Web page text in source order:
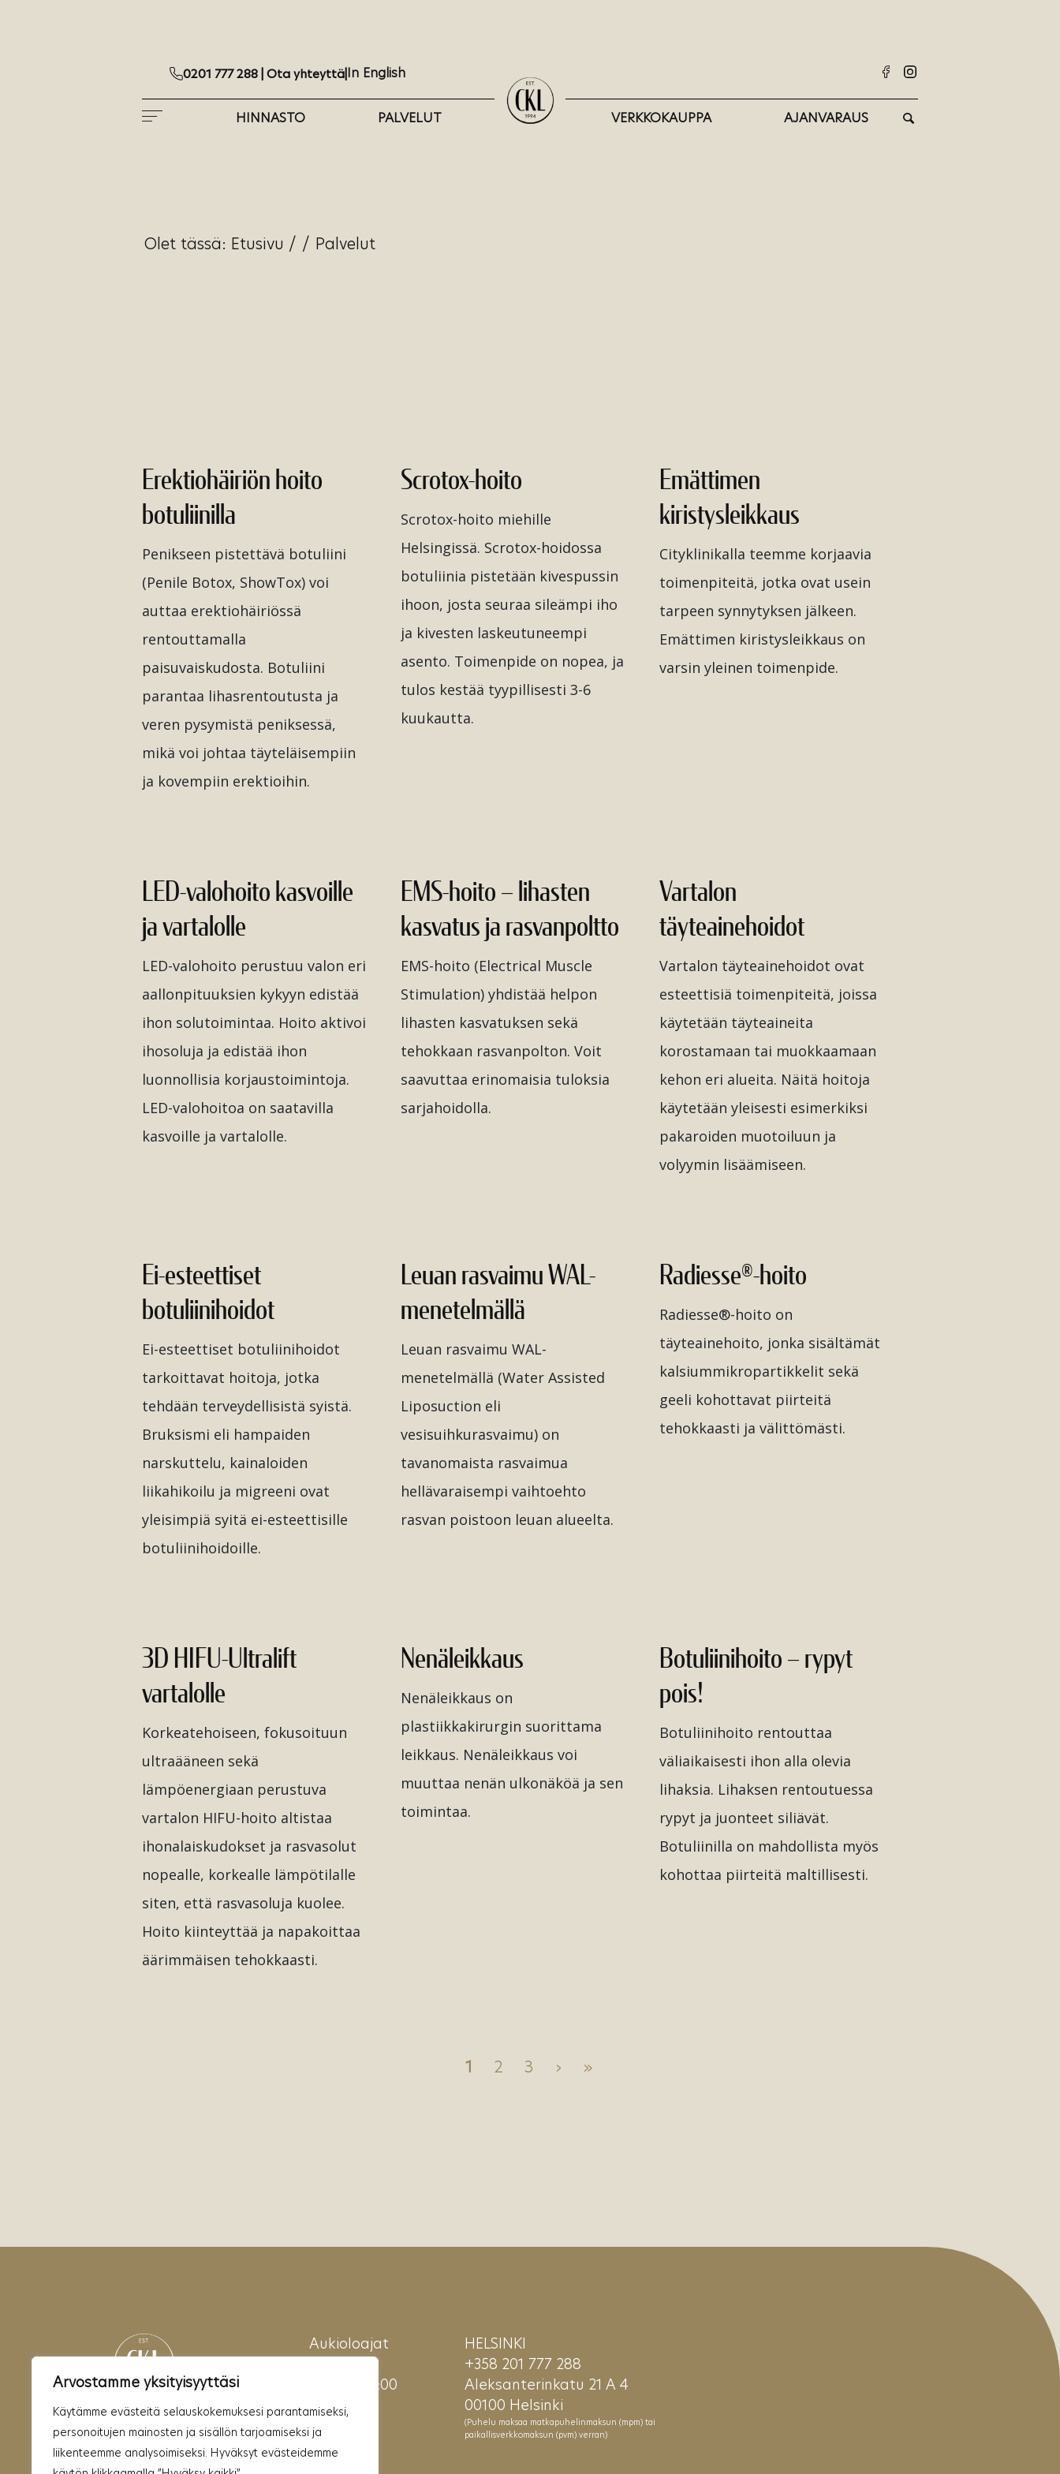
Arvostamme yksityisyyttäsi
Käytämme evästeitä selauskokemuksesi parantamiseksi,
personoitujen mainosten ja sisällön tarjoamiseksi ja
liikenteemme analysoimiseksi. Hyväksyt evästeidemme
0201 777 288 |Ota yhteyttä|In English
HINNASTO PALVELUT VERKKOKAUPPA AJANVARAUS
Olet tässä: Etusivu / / Palvelut
Erektiohäiriön hoito
botuliinilla
Penikseen pistettävä botuliini
(Penile Botox, ShowTox) voi
auttaa erektiohäiriössä
rentouttamalla
paisuvaiskudosta. Botuliini
parantaa lihasrentoutusta ja
veren pysymistä peniksessä,
mikä voi johtaa täyteläisempiin
ja kovempiin erektioihin.
Scrotox-hoito
Scrotox-hoito miehille
Helsingissä. Scrotox-hoidossa
botuliinia pistetään kivespussin
ihoon, josta seuraa sileämpi iho
ja kivesten laskeutuneempi
asento. Toimenpide on nopea, ja
tulos kestää tyypillisesti 3-6
kuukautta.
Emättimen
kiristysleikkaus
Cityklinikalla teemme korjaavia
toimenpiteitä, jotka ovat usein
tarpeen synnytyksen jälkeen.
Emättimen kiristysleikkaus on
varsin yleinen toimenpide.
LED-valohoito kasvoille
ja vartalolle
LED-valohoito perustuu valon eri
aallonpituuksien kykyyn edistää
ihon solutoimintaa. Hoito aktivoi
ihosoluja ja edistää ihon
luonnollisia korjaustoimintoja.
LED-valohoitoa on saatavilla
kasvoille ja vartalolle.
EMS-hoito – lihasten
kasvatus ja rasvanpoltto
EMS-hoito (Electrical Muscle
Stimulation) yhdistää helpon
lihasten kasvatuksen sekä
tehokkaan rasvanpolton. Voit
saavuttaa erinomaisia tuloksia
sarjahoidolla.
Vartalon
täyteainehoidot
Vartalon täyteainehoidot ovat
esteettisiä toimenpiteitä, joissa
käytetään täyteaineita
korostamaan tai muokkaamaan
kehon eri alueita. Näitä hoitoja
käytetään yleisesti esimerkiksi
pakaroiden muotoiluun ja
volyymin lisäämiseen.
Ei-esteettiset
botuliinihoidot
Ei-esteettiset botuliinihoidot
tarkoittavat hoitoja, jotka
tehdään terveydellisistä syistä.
Bruksismi eli hampaiden
narskuttelu, kainaloiden
liikahikoilu ja migreeni ovat
yleisimpiä syitä ei-esteettisille
botuliinihoidoille.
Leuan rasvaimu WAL-
menetelmällä
Leuan rasvaimu WAL-
menetelmällä (Water Assisted
Liposuction eli
vesisuihkurasvaimu) on
tavanomaista rasvaimua
hellävaraisempi vaihtoehto
rasvan poistoon leuan alueelta.
Radiesse®-hoito
Radiesse®-hoito on
täyteainehoito, jonka sisältämät
kalsiummikropartikkelit sekä
geeli kohottavat piirteitä
tehokkaasti ja välittömästi.
3D HIFU-Ultralift
vartalolle
Korkeatehoiseen, fokusoituun
ultraääneen sekä
lämpöenergiaan perustuva
vartalon HIFU-hoito altistaa
ihonalaiskudokset ja rasvasolut
nopealle, korkealle lämpötilalle
siten, että rasvasoluja kuolee.
Hoito kiinteyttää ja napakoittaa
äärimmäisen tehokkaasti.
Nenäleikkaus
Nenäleikkaus on
plastiikkakirurgin suorittama
leikkaus. Nenäleikkaus voi
muuttaa nenän ulkonäköä ja sen
toimintaa.
Botuliinihoito – rypyt
pois!
Botuliinihoito rentouttaa
väliaikaisesti ihon alla olevia
lihaksia. Lihaksen rentoutuessa
rypyt ja juonteet siliävät.
Botuliinilla on mahdollista myös
kohottaa piirteitä maltillisesti.
1 2 3 › »
Aukioloajat
08:00 – 18:00
HELSINKI
+358 201 777 288
Aleksanterinkatu 21 A 4
00100 Helsinki
(Puhelu maksaa matkapuhelinmaksun (mpm) tai
paikallisverkkomaksun (pvm) verran)